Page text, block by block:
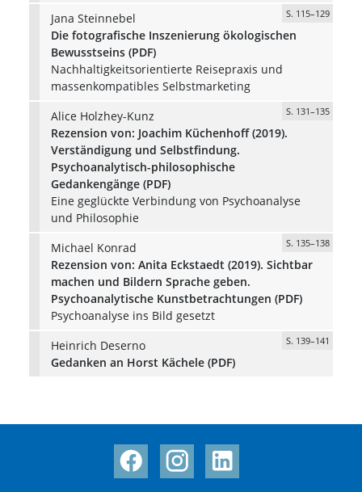
Jana Steinnebel
S. 115–129
Die fotografische Inszenierung ökologischen
Bewusstseins (PDF)
Nachhaltigkeitsorientierte Reisepraxis und
massenkompatibles Selbstmarketing
Alice Holzhey-Kunz
S. 131–135
Rezension von: Joachim Küchenhoff (2019).
Verständigung und Selbstfindung.
Psychoanalytisch-philosophische
Gedankengänge (PDF)
Eine geglückte Verbindung von Psychoanalyse
und Philosophie
Michael Konrad
S. 135–138
Rezension von: Anita Eckstaedt (2019). Sichtbar
machen und Bildern Sprache geben.
Psychoanalytische Kunstbetrachtungen (PDF)
Psychoanalyse ins Bild gesetzt
Heinrich Deserno
S. 139–141
Gedanken an Horst Kächele (PDF)